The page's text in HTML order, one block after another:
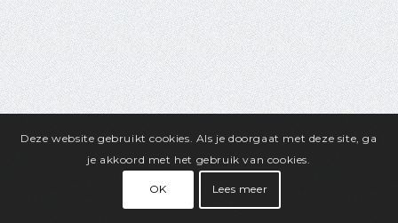
Deze website gebruikt cookies. Als je doorgaat met deze site, ga
je akkoord met het gebruik van cookies.
OK Lees meer